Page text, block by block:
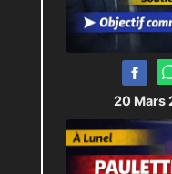
20 Mars